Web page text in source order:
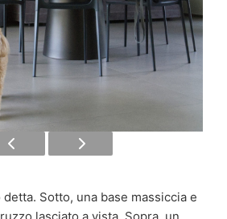
Sotto, una base massiccia e